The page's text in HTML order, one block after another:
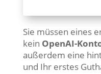
Sie müssen eines
kein OpenAI-
außerdem eine
und Ihr erstes